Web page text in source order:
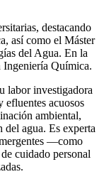
destacando
así como el Máster
del Agua. En la
Ingeniería Química.
labor investigadora
efluentes acuosos
ambiental,
agua. Es experta
—como
cuidado personal